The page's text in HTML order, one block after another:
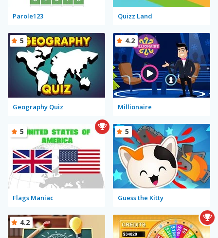
Parole123 Quizz Land
Geography Quiz
5
Millionaire
4.2
Flags Maniac
5
Guess the Kitty
5
4.2